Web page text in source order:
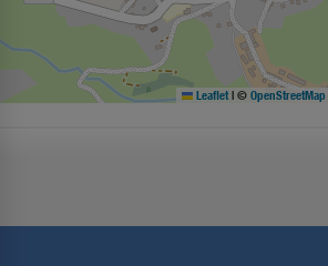
Leaflet | © OpenStreetMap